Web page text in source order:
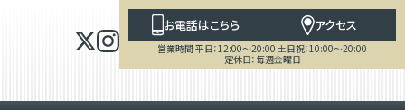
お電話はこちら アクセス
営業時間 平日：12:00～20:00 土日祝：10:00～20:00
定休日：毎週金曜日